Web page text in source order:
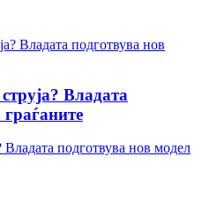
Владата
граѓаните
подготвува нов модел